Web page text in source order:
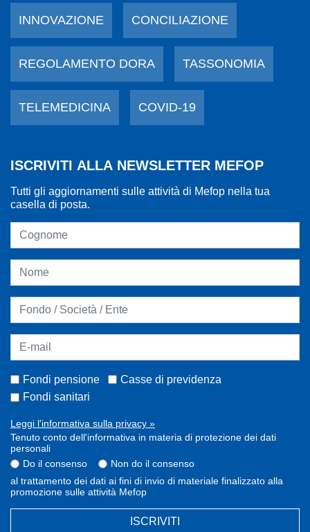
INNOVAZIONE CONCILIAZIONE
REGOLAMENTO DORA TASSONOMIA
TELEMEDICINA COVID-19
ISCRIVITI ALLA NEWSLETTER MEFOP
Tutti gli aggiornamenti sulle attività di Mefop nella tua
casella di posta.
Fondi pensione
Casse di previdenza
Fondi sanitari
Leggi l'informativa sulla privacy »
Tenuto conto dell'informativa in materia di protezione dei dati
personali
Do il consenso
Non do il consenso
al trattamento dei dati ai fini di invio di materiale finalizzato alla
promozione sulle attività Mefop
ISCRIVITI